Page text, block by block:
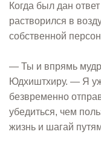
Когда был дан
растворился в
собственной
— Ты и впрямь
Юдхиштхиру. — Я
безвременно
убедиться, чем
жизнь и шагай